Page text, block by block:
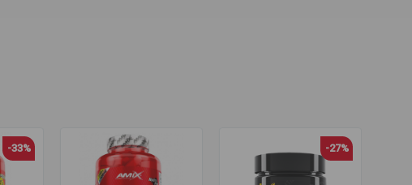
-33% -27%